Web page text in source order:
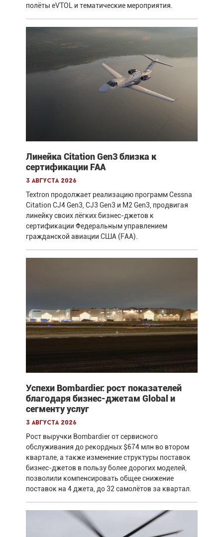
полёты eVTOL и тематические мероприятия.
Линейка Citation Gen3 близка к
сертификации FAA
3 августа 2026
Textron продолжает реализацию программ Cessna
Citation CJ4 Gen3, CJ3 Gen3 и M2 Gen3, продвигая
линейку своих лёгких бизнес-джетов к
сертификации Федеральным управлением
гражданской авиации США (FAA).
Успехи Bombardier: рост показателей
благодаря бизнес-джетам Global и
сегменту услуг
3 августа 2026
Рост выручки Bombardier от сервисного
обслуживания до рекордных $674 млн во втором
квартале, а также изменение структуры поставок
бизнес-джетов в пользу более дорогих моделей,
позволили компенсировать общее снижение
поставок на 4 джета, до 32 самолётов за квартал.